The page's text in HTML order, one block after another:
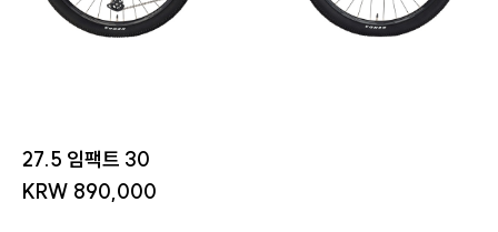
27.5 임팩트 30
KRW 890,000